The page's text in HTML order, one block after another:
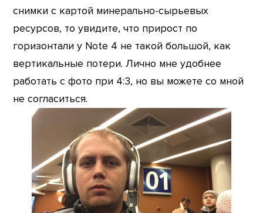
снимки с картой минерально-сырьевых
ресурсов, то увидите, что прирост по
горизонтали у Note 4 не такой большой, как
вертикальные потери. Лично мне удобнее
работать с фото при 4:3, но вы можете со мной
не согласиться.